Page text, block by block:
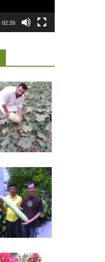
02:26